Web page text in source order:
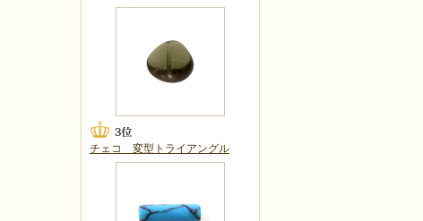
チェコ 変型トライアングル